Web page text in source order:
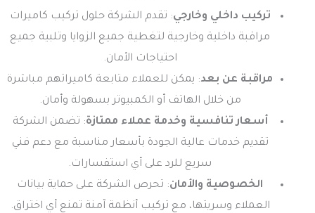
تركيب داخلي وخارجي: تقدم الشركة حلول تركيب كاميرات
مراقبة داخلية وخارجية لتغطية جميع الزوايا وتلبية جميع
احتياجات الأمان.
مراقبة عن بعد: يمكن للعملاء متابعة كاميراتهم مباشرة
من خلال الهاتف أو الكمبيوتر بسهولة وأمان.
أسعار تنافسية وخدمة عملاء ممتازة: تضمن الشركة
تقديم خدمات عالية الجودة بأسعار مناسبة مع دعم فني
سريع للرد على أي استفسارات.
الخصوصية والأمان: تحرص الشركة على حماية بيانات
العملاء وسريتها، مع تركيب أنظمة آمنة تمنع أي اختراق.